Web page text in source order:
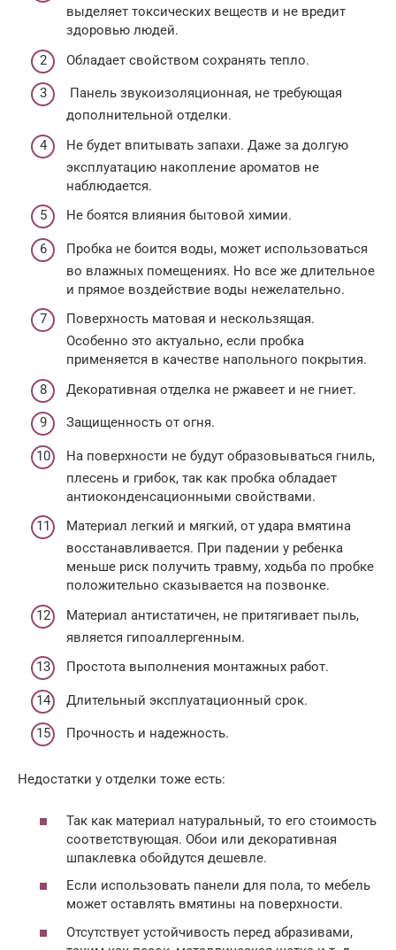
выделяет токсических веществ и не вредит
здоровью людей.
Обладает свойством сохранять тепло.
Панель звукоизоляционная, не требующая
дополнительной отделки.
Не будет впитывать запахи. Даже за долгую
эксплуатацию накопление ароматов не
наблюдается.
Не боятся влияния бытовой химии.
Пробка не боится воды, может использоваться
во влажных помещениях. Но все же длительное
и прямое воздействие воды нежелательно.
Поверхность матовая и нескользящая.
Особенно это актуально, если пробка
применяется в качестве напольного покрытия.
Декоративная отделка не ржавеет и не гниет.
Защищенность от огня.
На поверхности не будут образовываться гниль,
плесень и грибок, так как пробка обладает
антиоконденсационными свойствами.
Материал легкий и мягкий, от удара вмятина
восстанавливается. При падении у ребенка
меньше риск получить травму, ходьба по пробке
положительно сказывается на позвонке.
Материал антистатичен, не притягивает пыль,
является гипоаллергенным.
Простота выполнения монтажных работ.
Длительный эксплуатационный срок.
Прочность и надежность.
Недостатки у отделки тоже есть:
Так как материал натуральный, то его стоимость
соответствующая. Обои или декоративная
шпаклевка обойдутся дешевле.
Если использовать панели для пола, то мебель
может оставлять вмятины на поверхности.
Отсутствует устойчивость перед абразивами,